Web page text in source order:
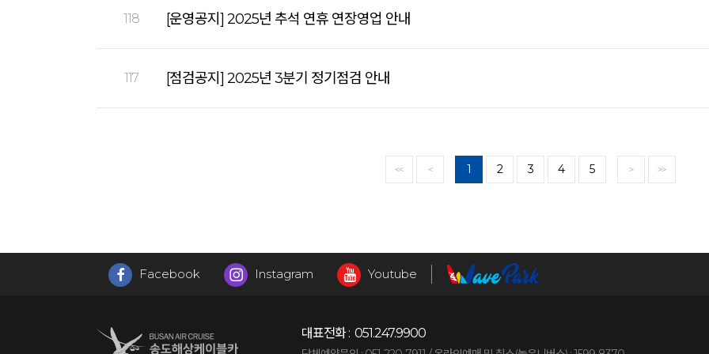
118 [운영공지] 2025년 추석 연휴 연장영업 안내
117 [점검공지] 2025년 3분기 정기점검 안내
<< < 1 2 3 4 5 > >>
Facebook Instagram Youtube
대표전화 : 051.247.9900